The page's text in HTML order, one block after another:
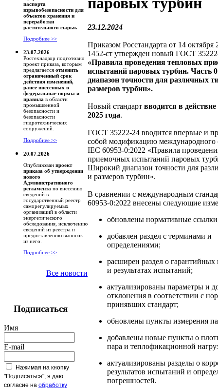
паспорта
взрывобезопасности для
объектов хранения и
переработки
растительного сырья.
Подробнее >>
23.07.2026
Ростехнадзор подготовил
проект приказа, которым
предлагается отменить
ограниченный срок
действия изменений,
ранее внесенных в
федеральные нормы и
правила в области
промышленной
безопасности и
безопасности
гидротехнических
сооружений.
Подробнее >>
20.07.2026
Опубликован проект
приказа об утверждении
нового
Административного
регламента по внесению
сведений в
государственный реестр
саморегулируемых
организаций в области
энергетического
обследования, исключению
сведений из реестра и
предоставлению выписок
из него.
Подробнее >>
Все новости
Подписаться
Имя
E-mail
Нажимая на кнопку
"Подписаться", я даю
согласие на обработку
23.12.2024
Приказом Росстандарта от 14
1452-ст утвержден новый ГОСТ
«Правила проведения тепловых
испытаний паровых турбин. Часть
диапазон точности для различных
размеров турбин».
Новый стандарт вводится в действие
2025 года.
ГОСТ 35222-24 вводится впервые и
собой модификацию международного
IEC 60953-0:2022 «Правила
приемочных испытаний паровых
Широкий диапазон точности для
и размеров турбин».
В сравнении с международным
60953-0:2022 внесены следующие
обновлены нормативные
добавлен раздел с терминами и
определениями;
расширен раздел о гарантийных
и результатах испытаний;
актуализированы параметры и
отклонения в соответствии с
принявших стандарт;
обновлены пункты измерения
добавлены новые пункты о
пара и теплофикационной
актуализированы разделы о
результатов испытаний и
погрешностей.